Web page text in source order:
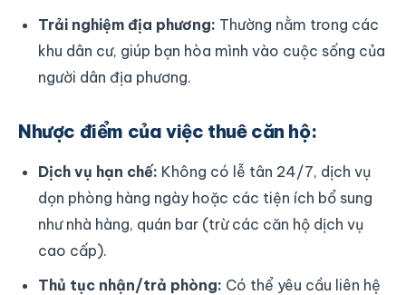
Trải nghiệm địa phương: Thường nằm trong các
khu dân cư, giúp bạn hòa mình vào cuộc sống của
người dân địa phương.
Nhược điểm của việc thuê căn hộ:
Dịch vụ hạn chế: Không có lễ tân 24/7, dịch vụ
dọn phòng hàng ngày hoặc các tiện ích bổ sung
như nhà hàng, quán bar (trừ các căn hộ dịch vụ
cao cấp).
Thủ tục nhận/trả phòng: Có thể yêu cầu liên hệ